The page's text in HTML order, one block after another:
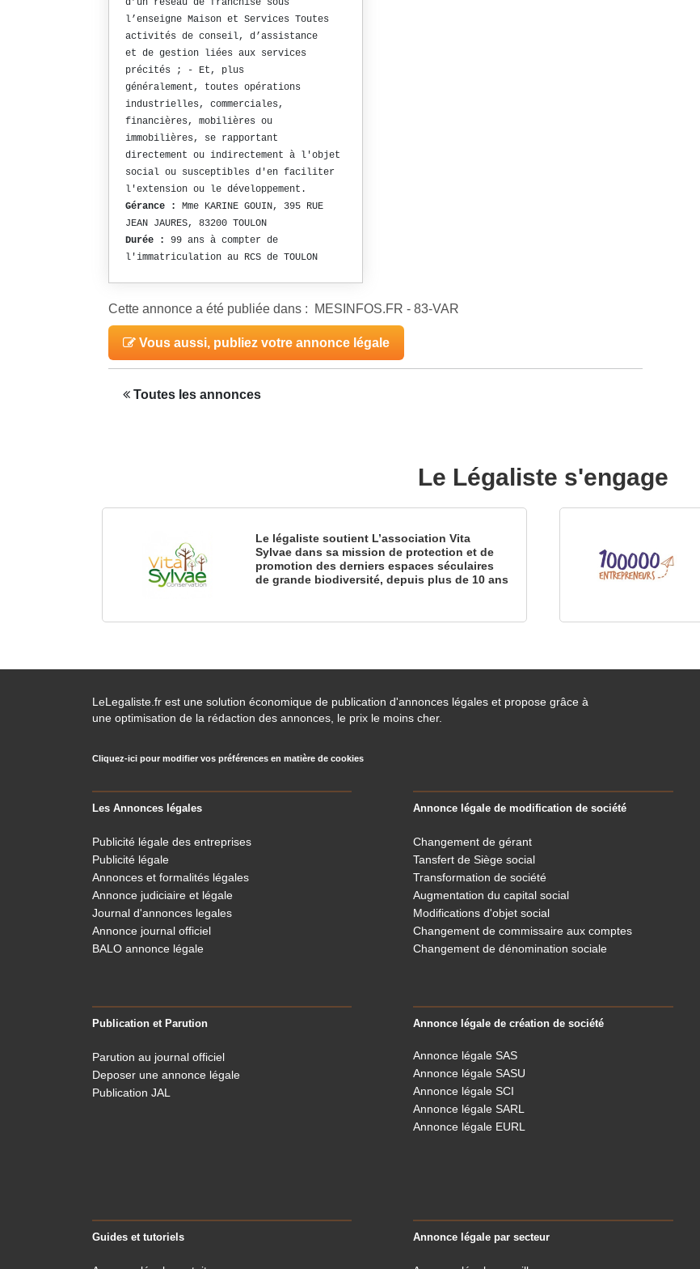
d’un réseau de franchise sous
l’enseigne Maison et Services Toutes
activités de conseil, d’assistance
et de gestion liées aux services
précités ; - Et, plus
généralement, toutes opérations
industrielles, commerciales,
financières, mobilières ou
immobilières, se rapportant
directement ou indirectement à l'objet
social ou susceptibles d'en faciliter
l'extension ou le développement.
Gérance :
Mme KARINE GOUIN, 395 RUE
JEAN JAURES, 83200 TOULON
Durée :
99 ans à compter de
l'immatriculation au RCS de TOULON
Cette annonce a été publiée dans : MESINFOS.FR - 83-VAR
Vous aussi, publiez votre annonce légale
Toutes les annonces
Le Légaliste s'engage
Le légaliste soutient L’association Vita
Sylvae dans sa mission de protection et de
promotion des derniers espaces séculaires
de grande biodiversité, depuis plus de 10 ans
LeLegaliste.fr est une solution économique de publication d'annonces légales et propose grâce à
une optimisation de la rédaction des annonces, le prix le moins cher.
Cliquez-ici pour modifier vos préférences en matière de cookies
Les Annonces légales
Publicité légale des entreprises
Publicité légale
Annonces et formalités légales
Annonce judiciaire et légale
Journal d'annonces legales
Annonce journal officiel
BALO annonce légale
Annonce légale de modification de société
Changement de gérant
Tansfert de Siège social
Transformation de société
Augmentation du capital social
Modifications d'objet social
Changement de commissaire aux comptes
Changement de dénomination sociale
Publication et Parution
Parution au journal officiel
Deposer une annonce légale
Publication JAL
Annonce légale de création de société
Annonce légale SAS
Annonce légale SASU
Annonce légale SCI
Annonce légale SARL
Annonce légale EURL
Guides et tutoriels Annonce légale par secteur